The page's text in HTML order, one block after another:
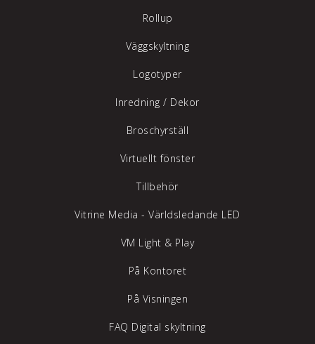
Rollup
Väggskyltning
Logotyper
Inredning / Dekor
Broschyrställ
Virtuellt fönster
Tillbehör
Vitrine Media - Världsledande LED
VM Light & Play
På Kontoret
På Visningen
FAQ Digital skyltning